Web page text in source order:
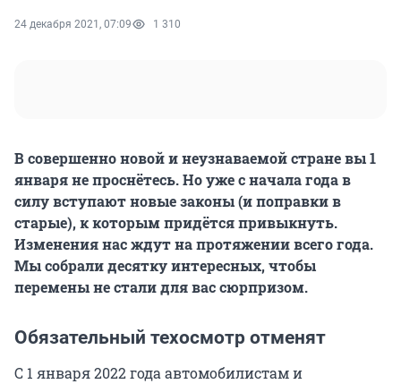
24 декабря 2021, 07:09 1 310
В совершенно новой и неузнаваемой стране вы 1
января не проснётесь. Но уже с начала года в
силу вступают новые законы (и поправки в
старые), к которым придётся привыкнуть.
Изменения нас ждут на протяжении всего года.
Мы собрали десятку интересных, чтобы
перемены не стали для вас сюрпризом.
Обязательный техосмотр отменят
С 1 января 2022 года автомобилистам и